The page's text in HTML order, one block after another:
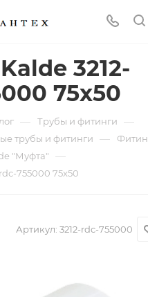
3212-
75x50
— Трубы и фитинги —
трубы и фитинги —
"Муфта" —
755000 75x50
Артикул: 3212-rdc-755000